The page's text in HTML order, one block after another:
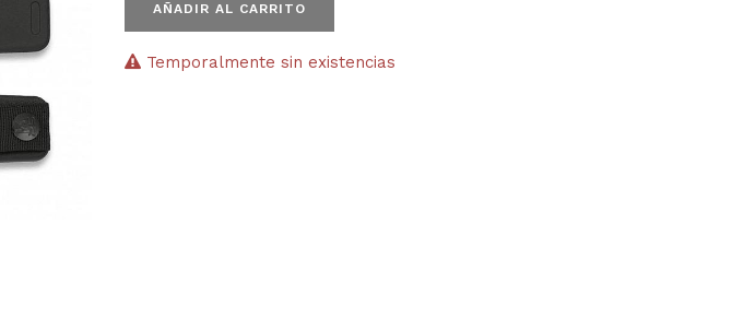
AÑADIR AL CARRITO
Temporalmente sin existencias